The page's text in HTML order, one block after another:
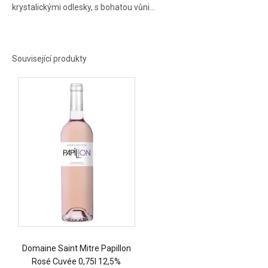
krystalickými odlesky, s bohatou vůni…
Související produkty
Domaine Saint Mitre Papillon
Rosé Cuvée 0,75l 12,5%